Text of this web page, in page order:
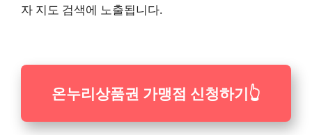
자 지도 검색에 노출됩니다.
온누리상품권 가맹점 신청하기👆